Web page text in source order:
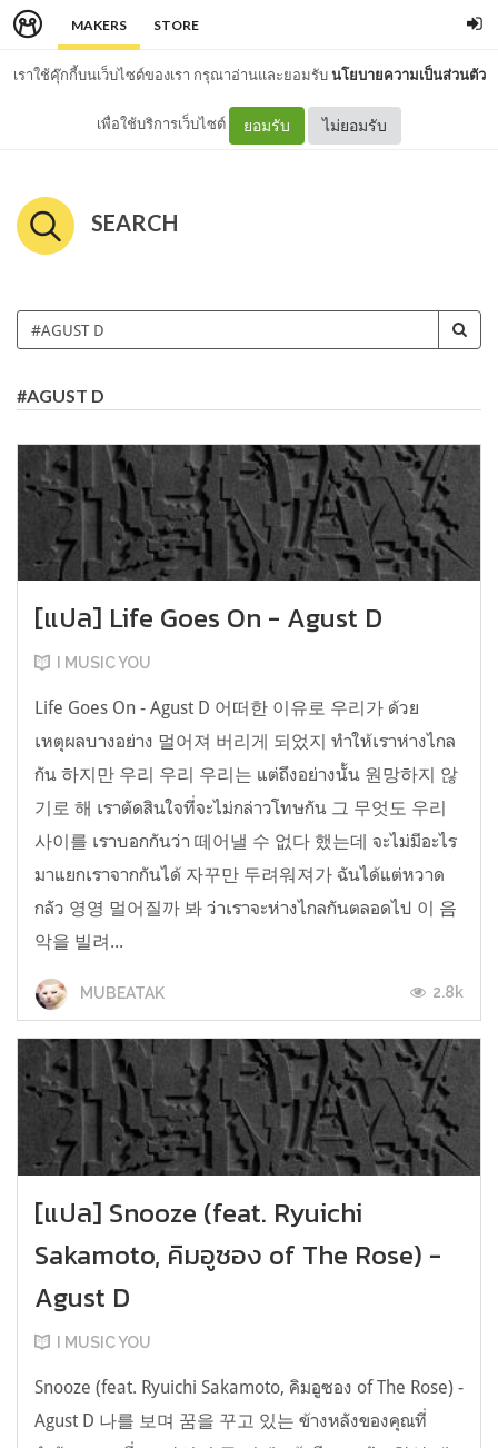
MAKERS STORE
เราใช้คุ๊กกี้บนเว็บไซต์ของเรา กรุณาอ่านและยอมรับนโยบายความเป็นส่วนตัว
เพื่อใช้บริการเว็บไซต์ ยอมรับ ไม่ยอมรับ
SEARCH
#AGUST D
[แปล] Life Goes On - Agust D
I MUSIC YOU
Life Goes On - Agust D 어떠한 이유로 우리가 ด้วย
เหตุผลบางอย่าง 멀어져 버리게 되었지 ทำให้เราห่างไกล
กัน 하지만 우리 우리 우리는 แต่ถึงอย่างนั้น 원망하지 않
기로 해 เราตัดสินใจที่จะไม่กล่าวโทษกัน 그 무엇도 우리
사이를 เราบอกกันว่า 떼어낼 수 없다 했는데 จะไม่มีอะไร
มาแยกเราจากกันได้ 자꾸만 두려워져가 ฉันได้แต่หวาด
กลัว 영영 멀어질까 봐 ว่าเราจะห่างไกลกันตลอดไป 이 음
악을 빌려...
MUBEATAK 2.8k
[แปล] Snooze (feat. Ryuichi
Sakamoto, คิมอูซอง of The Rose) -
Agust D
I MUSIC YOU
Snooze (feat. Ryuichi Sakamoto, คิมอูซอง of The Rose) -
Agust D 나를 보며 꿈을 꾸고 있는 ข้างหลังของคุณที่